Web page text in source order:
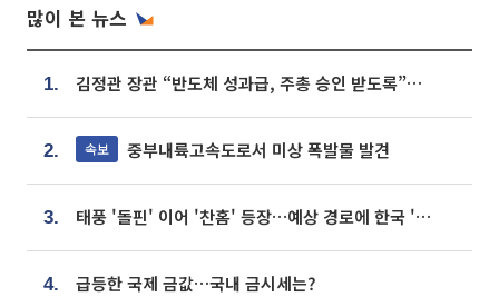
많이 본 뉴스
1. 김정관 장관 “반도체 성과급, 주총 승인 받도록”…상법·자본시장법 개정 시사
2. 속보 중부내륙고속도로서 미상 폭발물 발견
3. 태풍 '돌핀' 이어 '찬홈' 등장…예상 경로에 한국 '한숨'
4. 급등한 국제 금값…국내 금시세는?